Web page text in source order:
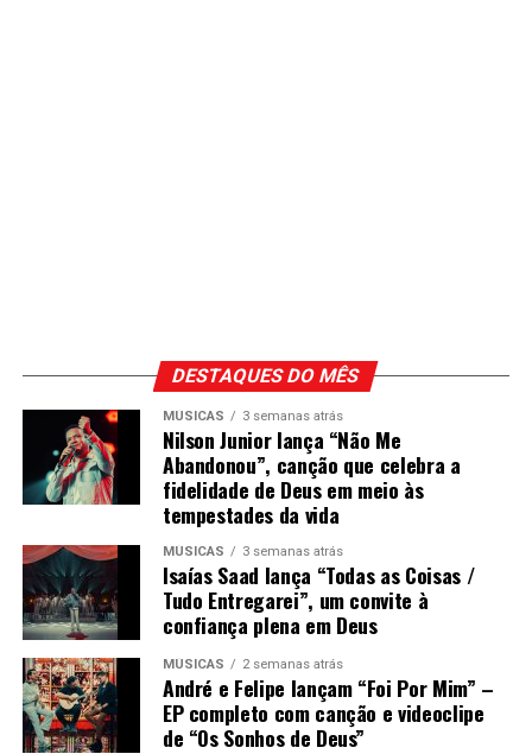
DESTAQUES DO MÊS
MÚSICAS 3 semanas atrás
Nilson Junior lança “Não Me
Abandonou”, canção que celebra a
fidelidade de Deus em meio às
tempestades da vida
MÚSICAS 3 semanas atrás
Isaías Saad lança “Todas as Coisas /
Tudo Entregarei”, um convite à
confiança plena em Deus
MÚSICAS 2 semanas atrás
André e Felipe lançam “Foi Por Mim” –
EP completo com canção e videoclipe
de “Os Sonhos de Deus”